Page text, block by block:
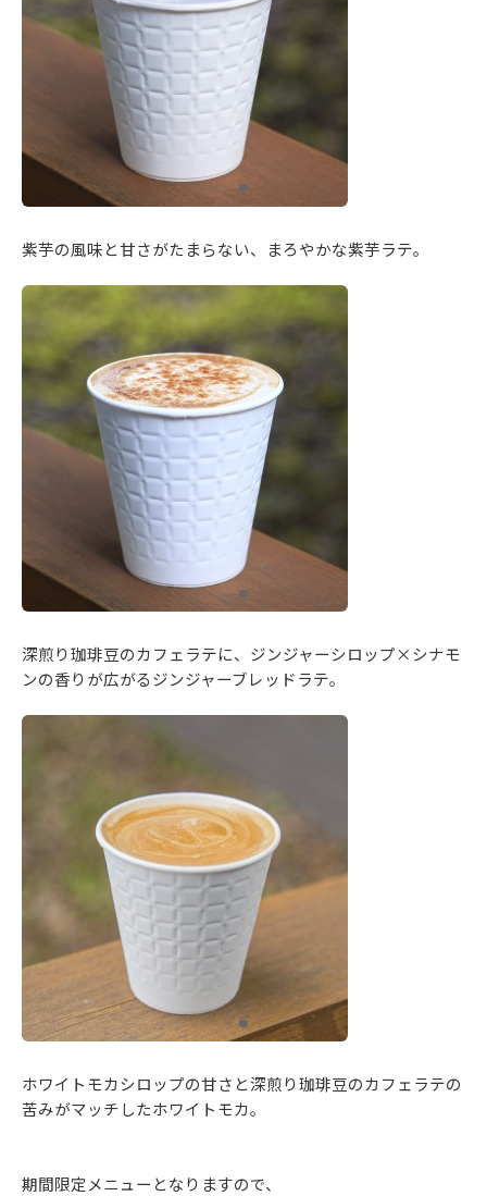
紫芋の風味と甘さがたまらない、まろやかな紫芋ラテ。
深煎り珈琲豆のカフェラテに、ジンジャーシロップ×シナモ
ンの香りが広がるジンジャーブレッドラテ。
ホワイトモカシロップの甘さと深煎り珈琲豆のカフェラテの
苦みがマッチしたホワイトモカ。
期間限定メニューとなりますので、